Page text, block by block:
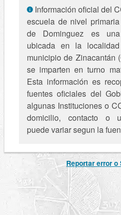
Información oficial del
escuela de nivel
de Dominguez es
ubicada en la
municipio de Zinacantán
se imparten en turno
Esta información es
fuentes oficiales del
algunas Instituciones o
domicilio, contacto o
puede variar segun la
Reportar error o